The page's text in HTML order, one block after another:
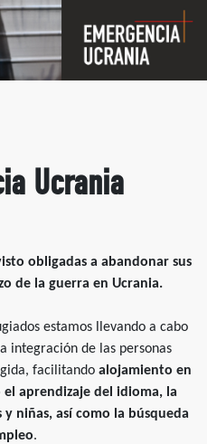
Ucrania
obligadas a abandonar sus
de la guerra en Ucrania.
estamos llevando a cabo
integración de las personas
facilitando alojamiento en
aprendizaje del idioma, la
niñas, así como la búsqueda
.